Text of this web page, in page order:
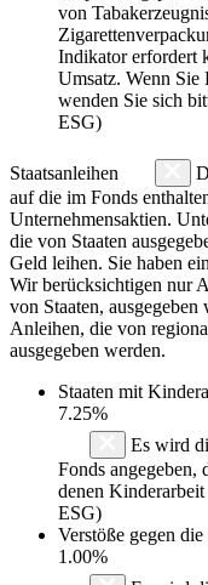
von
Indikator erfordert
Umsatz. Wenn Sie
wenden Sie sich
ESG)
Staatsanleihen
auf die im Fonds
Unternehmensaktien.
die von Staaten
Geld leihen. Sie haben
Wir berücksichtigen nur
von Staaten,
Anleihen, die von
ausgegeben werden.
Staaten mit
7.25%
Es wird
Fonds angegeben,
denen
ESG)
Verstöße gegen
1.00%